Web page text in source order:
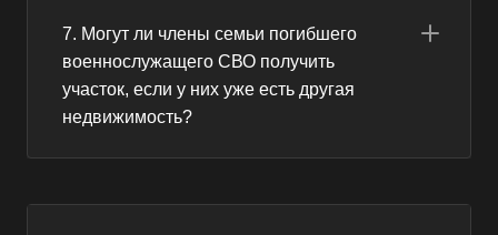
7. Могут ли члены семьи погибшего
военнослужащего СВО получить
участок, если у них уже есть другая
недвижимость?